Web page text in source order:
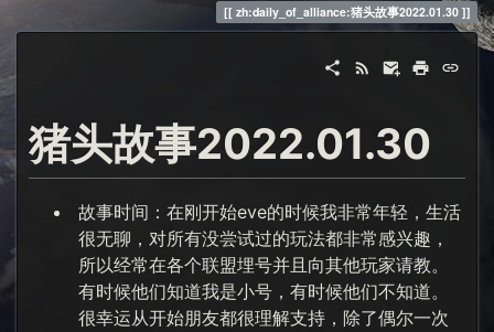
zh:daily_of_alliance:猪头故事2022.01.30
猪头故事2022.01.30
故事时间：在刚开始eve的时候我非常年轻，生活
很无聊，对所有没尝试过的玩法都非常感兴趣，
所以经常在各个联盟埋号并且向其他玩家请教。
有时候他们知道我是小号，有时候他们不知道。
很幸运从开始朋友都很理解支持，除了偶尔一次